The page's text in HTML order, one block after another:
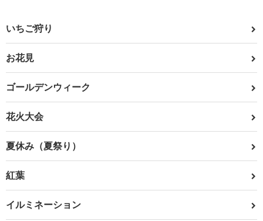
いちご狩り
お花見
ゴールデンウィーク
花火大会
夏休み（夏祭り）
紅葉
イルミネーション